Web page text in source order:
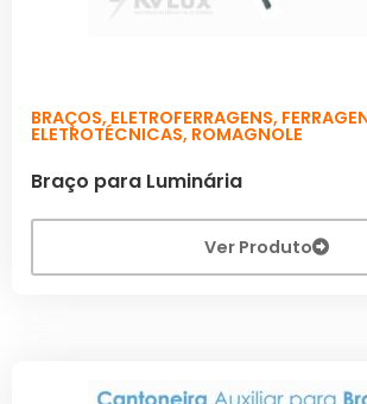
BRAÇOS, ELETROFERRAGENS,
ELETROTÉCNICAS, ROMAGNOLE
Braço para Luminária
Ver Produto